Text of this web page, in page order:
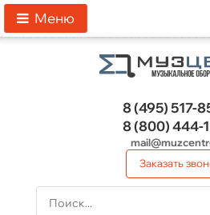
Меню
8 (495)517-
8 (800)444-
Заказать